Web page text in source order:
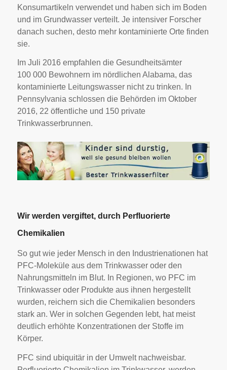
Konsumartikeln verwendet und haben sich im Boden
und im Grundwasser verteilt. Je intensiver Forscher
danach suchen, desto mehr kontaminierte Orte finden
sie.
Im Juli 2016 empfahlen die Gesundheitsämter
100 000 Bewohnern im nördlichen Alabama, das
kontaminierte Leitungswasser nicht zu trinken. In
Pennsylvania schlossen die Behörden im Oktober
2016, 22 öffentliche und 150 private
Trinkwasserbrunnen.
Wir werden vergiftet, durch Perfluorierte
Chemikalien
So gut wie jeder Mensch in den Industrienationen hat
PFC-Moleküle aus dem Trinkwasser oder den
Nahrungsmitteln im Blut. In Regionen, wo PFC im
Trinkwasser oder Produkte aus ihnen hergestellt
wurden, reichern sich die Chemikalien besonders
stark an. Wer in solchen Gegenden lebt, hat meist
deutlich erhöhte Konzentrationen der Stoffe im
Körper.
PFC sind ubiquitär in der Umwelt nachweisbar.